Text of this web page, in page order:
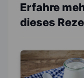
Erfahre
dieses